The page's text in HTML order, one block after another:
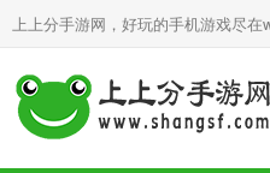
上上分手游网，好玩的手机游戏尽在